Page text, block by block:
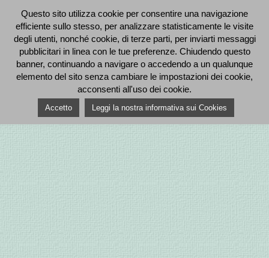
Questo sito utilizza cookie per consentire una navigazione
efficiente sullo stesso, per analizzare statisticamente le visite
degli utenti, nonché cookie, di terze parti, per inviarti messaggi
pubblicitari in linea con le tue preferenze. Chiudendo questo
banner, continuando a navigare o accedendo a un qualunque
elemento del sito senza cambiare le impostazioni dei cookie,
acconsenti all'uso dei cookie.
Accetto Leggi la nostra informativa sui Cookies